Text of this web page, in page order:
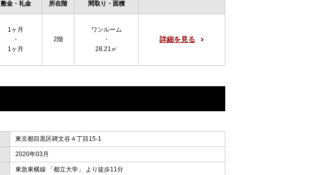
敷金・礼金 所在階 間取り・面積
1ヶ月
・
1ヶ月
2階
ワンルーム
・
28.21㎡
詳細を見る
東京都目黒区碑文谷４丁目15-1
2020年03月
東急東横線 「 都立大学 」 より徒歩11分